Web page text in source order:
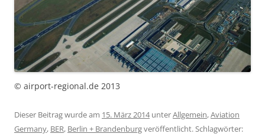
© airport-regional.de 2013
Dieser Beitrag wurde am 15. März 2014unterAllgemein,Aviation
Germany, BER, Berlin + Brandenburgveröffentlicht. Schlagwörter: